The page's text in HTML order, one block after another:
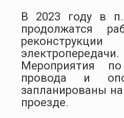
В 2023 году в
продолжатся
электропередачи.
Мероприятия
провода и
запланированы
проезде.